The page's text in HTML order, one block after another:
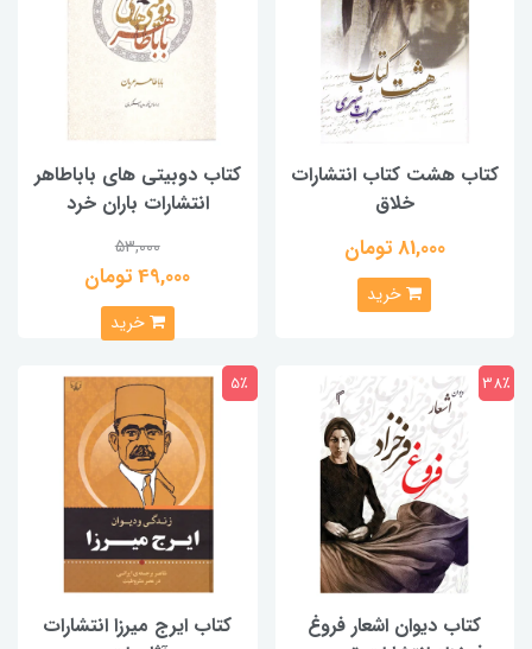
کتاب هشت کتاب انتشارات
خلاق
81,000 تومان
خرید
کتاب دوبیتی های باباطاهر
انتشارات باران خرد
53,000
49,000 تومان
خرید
کتاب دیوان اشعار فروغ
38٪
کتاب ایرج میرزا انتشارات
5٪